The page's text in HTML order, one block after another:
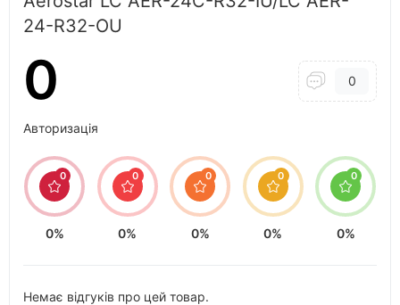
24-R32-OU
0 0
Авторизація
0
0%
0
0%
0
0%
0
0%
0
0%
Немає відгуків про цей товар.